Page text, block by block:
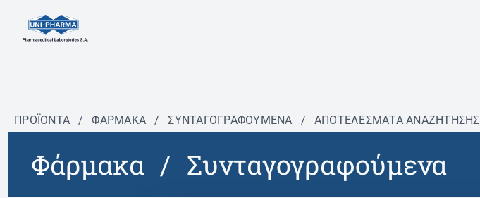
ΠΡΟΪΟΝΤΑ / ΦΆΡΜΑΚΑ / ΣΥΝΤΑΓΟΓΡΑΦΟΎΜΕΝΑ / ΑΠΟΤΕΛΕΣΜΑΤΑ ΑΝΑΖΗΤΗΣΗΣ
Φάρμακα / Συνταγογραφούμενα